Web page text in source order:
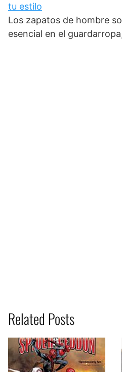
tu estilo
Los zapatos de hombre
esencial en el
Related Posts